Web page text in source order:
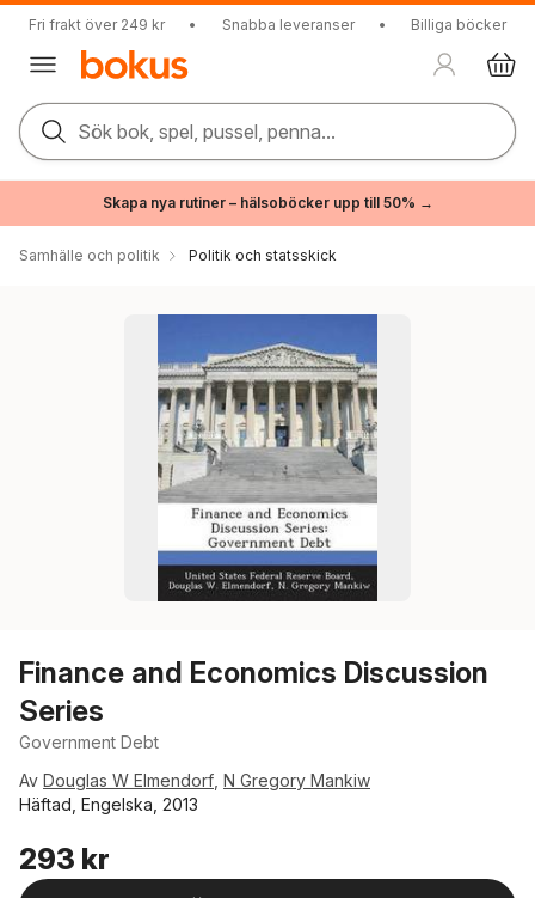
Fri frakt över 249 kr • Snabba leveranser • Billiga böcker
Sök bok, spel, pussel, penna...
Skapa nya rutiner – hälsoböcker upp till 50% →
Samhälle och politik Politik och statsskick
Finance and Economics Discussion
Series
Government Debt
Av Douglas W Elmendorf N Gregory Mankiw
Häftad, Engelska, 2013
293 kr